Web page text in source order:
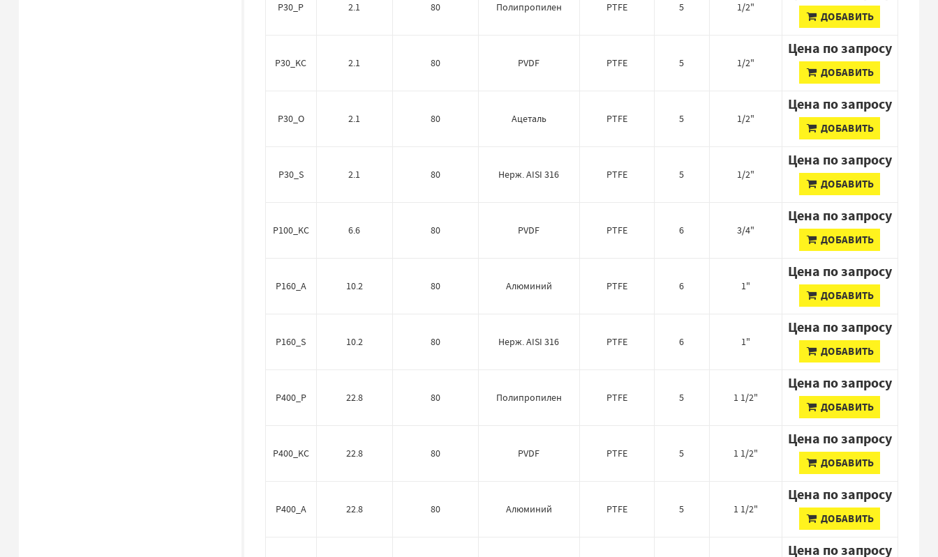
P30_P 2.1 80 Полипропилен PTFE 5 1/2"
ДОБАВИТЬ
P30_KC 2.1 80 PVDF PTFE 5 1/2"
Цена по запросу
ДОБАВИТЬ
P30_O 2.1 80 Ацеталь PTFE 5 1/2"
Цена по запросу
ДОБАВИТЬ
P30_S 2.1 80 Нерж. AISI 316 PTFE 5 1/2"
Цена по запросу
ДОБАВИТЬ
P100_KC 6.6 80 PVDF PTFE 6 3/4"
Цена по запросу
ДОБАВИТЬ
P160_A 10.2 80 Алюминий PTFE 6 1"
Цена по запросу
ДОБАВИТЬ
P160_S 10.2 80 Нерж. AISI 316 PTFE 6 1"
Цена по запросу
ДОБАВИТЬ
P400_P 22.8 80 Полипропилен PTFE 5 1 1/2"
Цена по запросу
ДОБАВИТЬ
P400_KC 22.8 80 PVDF PTFE 5 1 1/2"
Цена по запросу
ДОБАВИТЬ
P400_A 22.8 80 Алюминий PTFE 5 1 1/2"
Цена по запросу
ДОБАВИТЬ
Цена по запросу